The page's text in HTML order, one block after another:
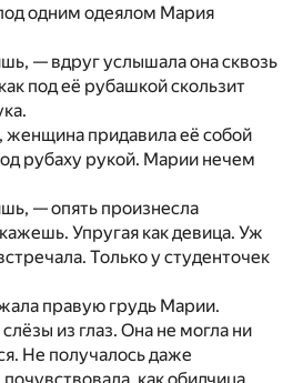
одним одеялом Мария
— вдруг услышала она сквозь
под её рубашкой скользит
женщина придавила её собой
рубаху рукой. Марии нечем
— опять произнесла
Упругая как девица. Уж
Только у студенточек
правую грудь Марии.
из глаз. Она не могла ни
Не получалось даже